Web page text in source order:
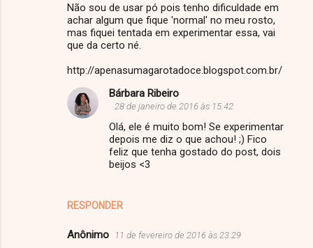
Não sou de usar pó pois tenho dificuldade em
achar algum que fique 'normal' no meu rosto,
mas fiquei tentada em experimentar essa, vai
que da certo né.
http://apenasumagarotadoce.blogspot.com.br/
RESPONDER
Bárbara Ribeiro
28 de janeiro de 2016 às 15:42
Olá, ele é muito bom! Se experimentar
depois me diz o que achou! ;) Fico
feliz que tenha gostado do post, dois
beijos <3
Anônimo 11 de fevereiro de 2016 às 23:29